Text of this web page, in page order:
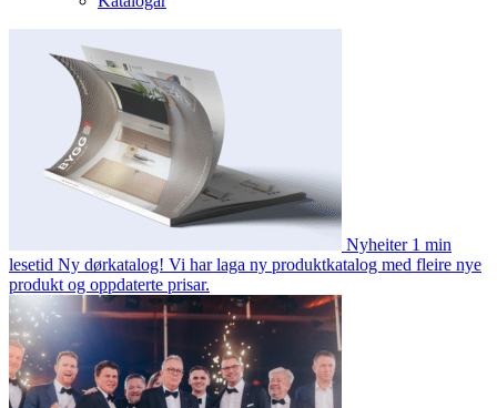
Nyheiter 1 min
lesetid Ny dørkatalog! Vi har laga ny produktkatalog med fleire nye
produkt og oppdaterte prisar.